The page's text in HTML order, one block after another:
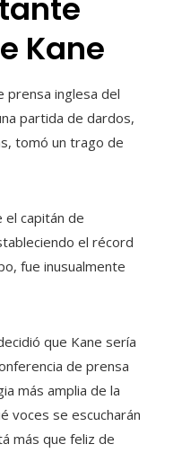
Kane
prensa inglesa del
partida de dardos,
tomó un trago de
el capitán de
el récord
fue inusualmente
que Kane sería
de prensa
más amplia de la
voces se escucharán
más que feliz de